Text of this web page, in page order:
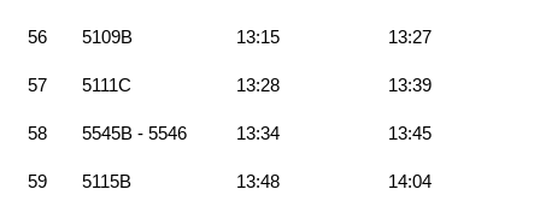
56 5109B 13:15 13:27
57 5111C 13:28 13:39
58 5545B - 5546 13:34 13:45
59 5115B 13:48 14:04